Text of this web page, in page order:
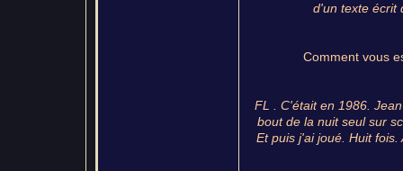
d'un texte écrit
Comment vous
FL . C'était en 1986.
bout de la nuit seul sur
Et puis j'ai joué. Huit